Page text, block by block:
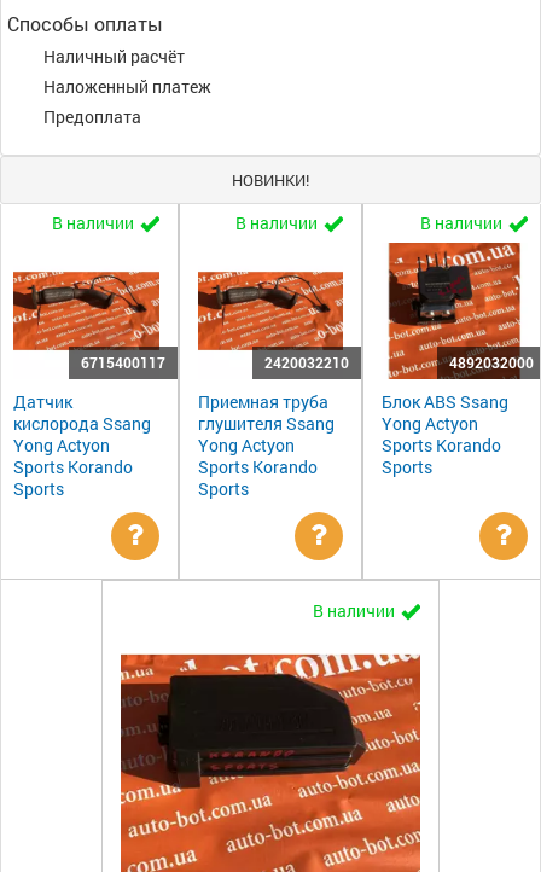
Способы оплаты
Наличный расчёт
Наложенный платеж
Предоплата
НОВИНКИ!
В наличии
6715400117
Датчик
кислорода Ssang
Yong Actyon
Sports Korando
Sports
Уточнить
В наличии
2420032210
Приемная труба
глушителя Ssang
Yong Actyon
Sports Korando
Sports
Уточнить
цену
В наличии
4892032000
Блок ABS Ssang
Yong Actyon
Sports Korando
Sports
В наличии